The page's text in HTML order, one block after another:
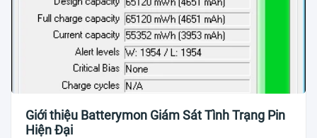
Giới thiệu Batterymon Giám Sát Tình Trạng Pin
Hiện Đại